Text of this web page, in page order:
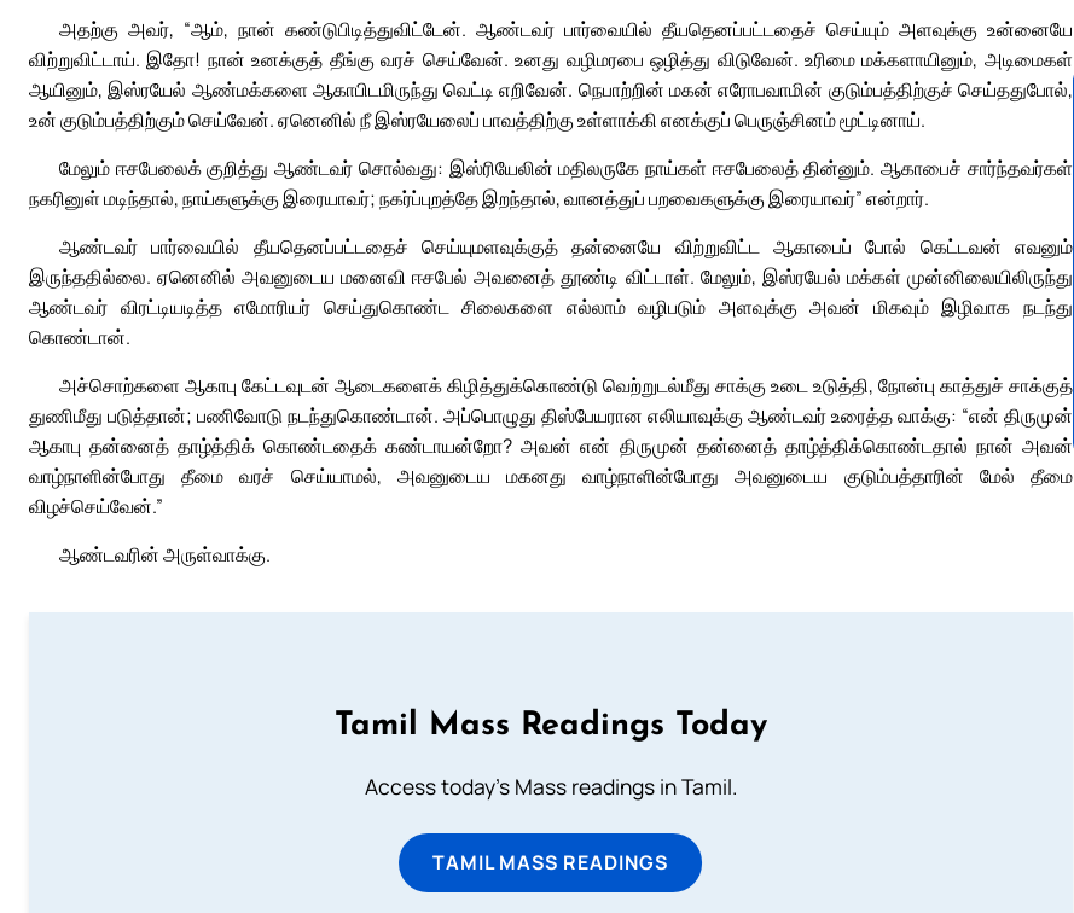
அதற்கு அவர், “ஆம், நான் கண்டுபிடித்துவிட்டேன். ஆண்டவர் பார்வையில் தீயதெனப்பட்டதைச் செய்யும் அளவுக்கு உன்னையே
விற்றுவிட்டாய். இதோ! நான் உனக்குத் தீங்கு வரச் செய்வேன். உனது வழிமரபை ஒழித்து விடுவேன். உரிமை மக்களாயினும், அடிமைகள்
ஆயினும், இஸ்ரயேல் ஆண்மக்களை ஆகாபிடமிருந்து வெட்டி எறிவேன். நெபாற்றின் மகன் எரோபவாமின் குடும்பத்திற்குச் செய்ததுபோல்,
உன் குடும்பத்திற்கும் செய்வேன். ஏனெனில் நீ இஸ்ரயேலைப் பாவத்திற்கு உள்ளாக்கி எனக்குப் பெருஞ்சினம் மூட்டினாய்.
மேலும் ஈசபேலைக் குறித்து ஆண்டவர் சொல்வது: இஸ்ரியேலின் மதிலருகே நாய்கள் ஈசபேலைத் தின்னும். ஆகாபைச் சார்ந்தவர்கள்
நகரினுள் மடிந்தால், நாய்களுக்கு இரையாவர்; நகர்ப்புறத்தே இறந்தால், வானத்துப் பறவைகளுக்கு இரையாவர்” என்றார்.
ஆண்டவர் பார்வையில் தீயதெனப்பட்டதைச் செய்யுமளவுக்குத் தன்னையே விற்றுவிட்ட ஆகாபைப் போல் கெட்டவன் எவனும்
இருந்ததில்லை. ஏனெனில் அவனுடைய மனைவி ஈசபேல் அவனைத் தூண்டி விட்டாள். மேலும், இஸ்ரயேல் மக்கள் முன்னிலையிலிருந்து
ஆண்டவர் விரட்டியடித்த எமோரியர் செய்துகொண்ட சிலைகளை எல்லாம் வழிபடும் அளவுக்கு அவன் மிகவும் இழிவாக நடந்து
கொண்டான்.
அச்சொற்களை ஆகாபு கேட்டவுடன் ஆடைகளைக் கிழித்துக்கொண்டு வெற்றுடல்மீது சாக்கு உடை உடுத்தி, நோன்பு காத்துச் சாக்குத்
துணிமீது படுத்தான்; பணிவோடு நடந்துகொண்டான். அப்பொழுது திஸ்பேயரான எலியாவுக்கு ஆண்டவர் உரைத்த வாக்கு: “என் திருமுன்
ஆகாபு தன்னைத் தாழ்த்திக் கொண்டதைக் கண்டாயன்றோ? அவன் என் திருமுன் தன்னைத் தாழ்த்திக்கொண்டதால் நான் அவன்
வாழ்நாளின்போது தீமை வரச் செய்யாமல், அவனுடைய மகனது வாழ்நாளின்போது அவனுடைய குடும்பத்தாரின் மேல் தீமை
விழச்செய்வேன்.”
ஆண்டவரின் அருள்வாக்கு.
Tamil Mass Readings Today
Access today's Mass readings in Tamil.
TAMIL MASS READINGS